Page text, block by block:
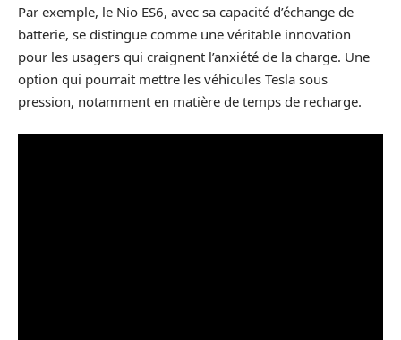
Par exemple, le Nio ES6, avec sa capacité d’échange de
batterie, se distingue comme une véritable innovation
pour les usagers qui craignent l’anxiété de la charge. Une
option qui pourrait mettre les véhicules Tesla sous
pression, notamment en matière de temps de recharge.